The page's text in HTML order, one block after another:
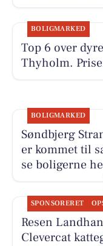
BOLIGMARKED
Top 6 over
Thyholm.
BOLIGMARKED
Søndbjerg
er kommet til
se boligerne
SPONSORERET
Resen
Clevercat